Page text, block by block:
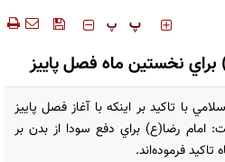
‍‍‍ پ پ
نخستين ماه فصل پاييز
با تاکيد بر اينکه با آغاز فصل پاييز
امام رضا(ع) براي دفع سودا از بدن بر
فرموده‌اند.